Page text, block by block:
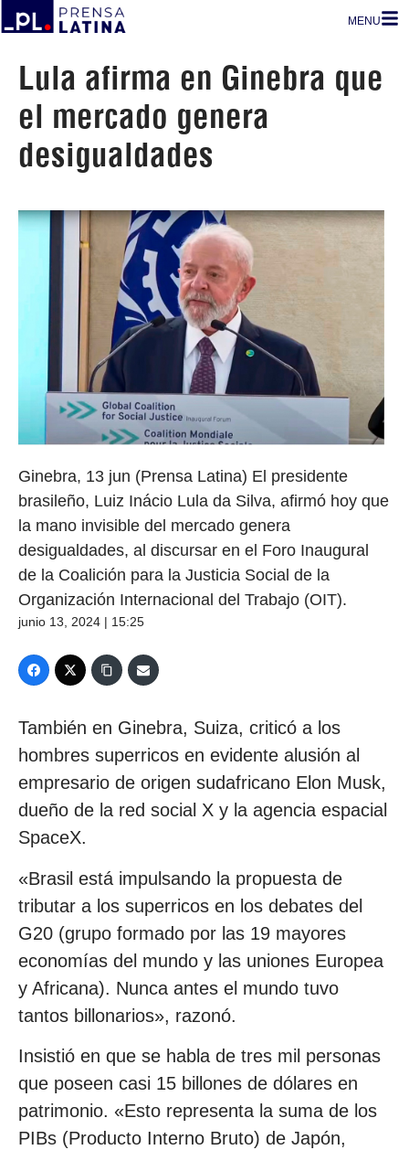
MENU
Lula afirma en Ginebra que
el mercado genera
desigualdades
Ginebra, 13 jun (Prensa Latina) El presidente
brasileño, Luiz Inácio Lula da Silva, afirmó hoy que
la mano invisible del mercado genera
desigualdades, al discursar en el Foro Inaugural
de la Coalición para la Justicia Social de la
Organización Internacional del Trabajo (OIT).
junio 13, 2024 | 15:25
También en Ginebra, Suiza, criticó a los
hombres superricos en evidente alusión al
empresario de origen sudafricano Elon Musk,
dueño de la red social X y la agencia espacial
SpaceX.
«Brasil está impulsando la propuesta de
tributar a los superricos en los debates del
G20 (grupo formado por las 19 mayores
economías del mundo y las uniones Europea
y Africana). Nunca antes el mundo tuvo
tantos billonarios», razonó.
Insistió en que se habla de tres mil personas
que poseen casi 15 billones de dólares en
patrimonio. «Esto representa la suma de los
PIBs (Producto Interno Bruto) de Japón,